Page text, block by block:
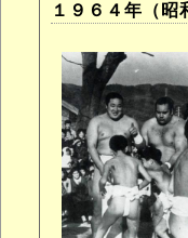
１９６４年（